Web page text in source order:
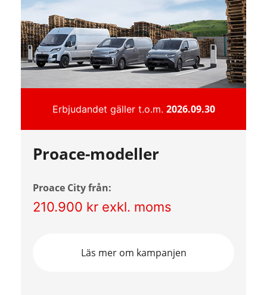
Erbjudandet gäller t.o.m. 2026.09.30
Proace-modeller
Proace City från:
210.900 kr exkl. moms
Läs mer om kampanjen